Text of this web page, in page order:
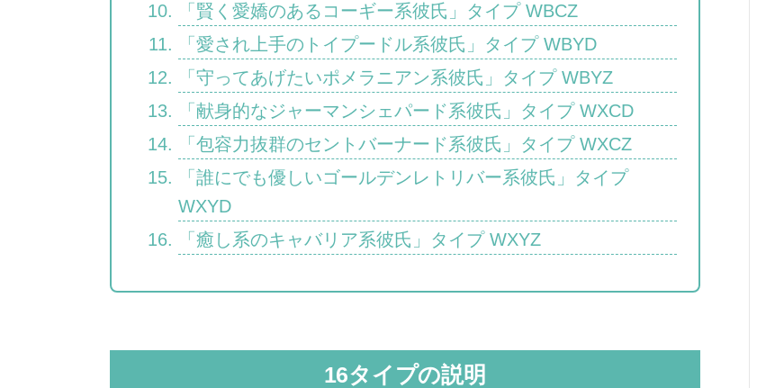
「賢く愛嬌のあるコーギー系彼氏」タイプ WBCZ
「愛され上手のトイプードル系彼氏」タイプ WBYD
「守ってあげたいポメラニアン系彼氏」タイプ WBYZ
「献身的なジャーマンシェパード系彼氏」タイプ WXCD
「包容力抜群のセントバーナード系彼氏」タイプ WXCZ
「誰にでも優しいゴールデンレトリバー系彼氏」タイプ
WXYD
「癒し系のキャバリア系彼氏」タイプ WXYZ
16タイプの説明